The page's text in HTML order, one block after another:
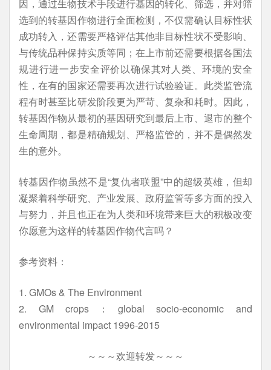
因，通过生物技术手段进行基因的转化、筛选，并对筛
选到的转基因作物进行全面检测，不仅需确认目标性状
成功转入，还需要严格评估其他非目标性状不受影响、
与传统品种保持实质等同；在上市前还需要根据各国法
规进行进一步安全评价以确保其对人类、环境的安全
性，在有的国家还需要再次进行试验验证。此类监管流
程有时甚至比研发阶段更为严苛、复杂和耗时。因此，
转基因作物从最初的基因研究到最后上市、退市的整个
生命周期，都是精确规划、严格监管的，并不是偶然发
生的意外。
转基因作物虽然不是“复仇者联盟”中的超级英雄，但却
凝聚着科学研究、产业发展、政府监管等多方面的投入
与努力，并且也正在为人类和环境带来巨大的积极改变
你愿意为这样的转基因作物代言吗？
参考资料：
1. GMOs & The Environment
2. GM crops：global socio-economic and
environmental impact 1996-2015
～～～欢迎转发～～～